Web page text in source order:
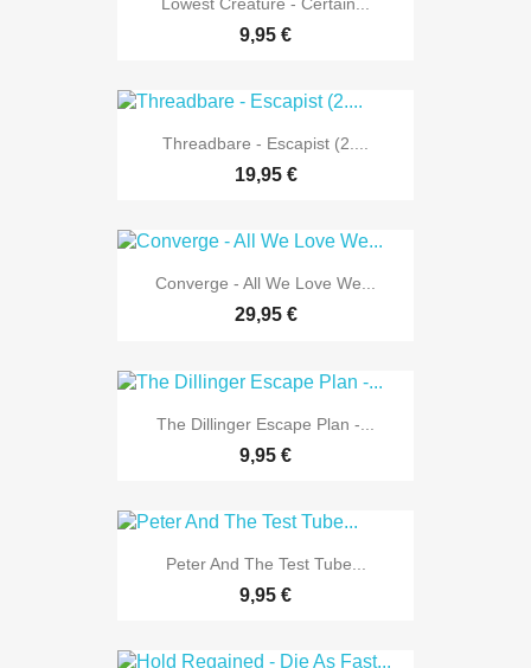
9,95 €
Threadbare - Escapist (2....
19,95 €
Converge - All We Love We...
29,95 €
The Dillinger Escape Plan -...
9,95 €
Peter And The Test Tube...
9,95 €